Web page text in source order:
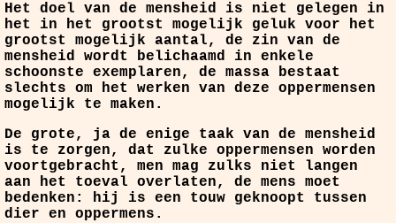
Het doel van de mensheid is niet gelegen in
het in het grootst mogelijk geluk voor het
grootst mogelijk aantal, de zin van de
mensheid wordt belichaamd in enkele
schoonste exemplaren, de massa bestaat
slechts om het werken van deze oppermensen
mogelijk te maken.
De grote, ja de enige taak van de mensheid
is te zorgen, dat zulke oppermensen worden
voortgebracht, men mag zulks niet langen
aan het toeval overlaten, de mens moet
bedenken: hij is een touw geknoopt tussen
dier en oppermens.